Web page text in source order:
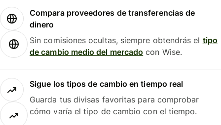
Compara proveedores de transferencias de
dinero
Sin comisiones ocultas, siempre obtendrás el tipo
de cambio medio del mercado con Wise.
Sigue los tipos de cambio en tiempo real
Guarda tus divisas favoritas para comprobar
cómo varía el tipo de cambio con el tiempo.